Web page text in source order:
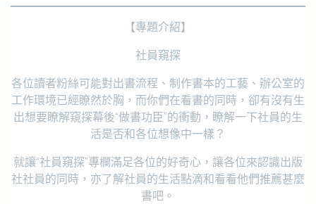
【專題介紹】
社員窺探
各位讀者粉絲可能對出書流程、制作書本的工藝、辦公室的
工作環境已經瞭然於胸，而你們在看書的同時，卻有沒有生
出想要瞭解窺探幕後“做書功臣”的衝動，瞭解一下社員的生
活是否和各位想像中一樣？
就讓“社員窺探”專欄滿足各位的好奇心，讓各位來認識出版
社社員的同時，亦了解社員的生活點滴和看看他們推薦甚麼
書吧。